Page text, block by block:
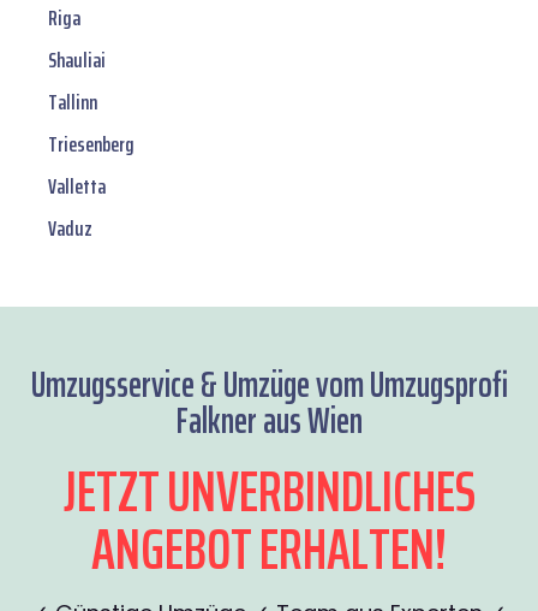
Riga
Shauliai
Tallinn
Triesenberg
Valletta
Vaduz
Umzugsservice & Umzüge vom Umzugsprofi
Falkner aus Wien
JETZT UNVERBINDLICHES
ANGEBOT ERHALTEN!